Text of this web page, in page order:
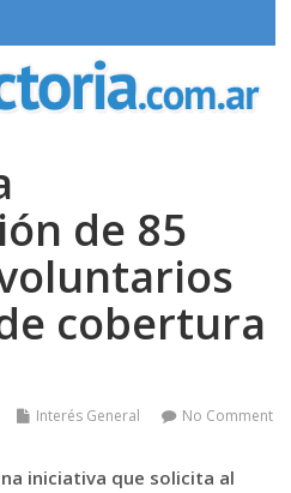
de 85
cobertura
Interés General No Comment
iniciativa que solicita al